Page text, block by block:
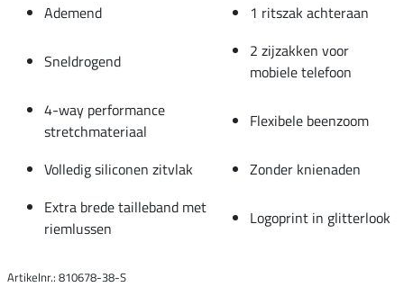
Ademend
1 ritszak achteraan
Sneldrogend
2 zijzakken voor
mobiele telefoon
4-way performance
stretchmateriaal
Flexibele beenzoom
Volledig siliconen zitvlak
Zonder knienaden
Extra brede tailleband met
riemlussen
Logoprint in glitterlook
Artikelnr.: 810678-38-S